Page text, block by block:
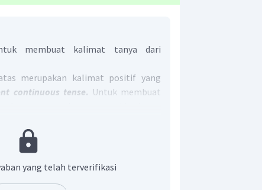
membuat kalimat tanya dari
merupakan kalimat positif yang
continuous tense. Untuk membuat
subjekshe/he/it/proper name
; dan to be are
yang telah terverifikasi